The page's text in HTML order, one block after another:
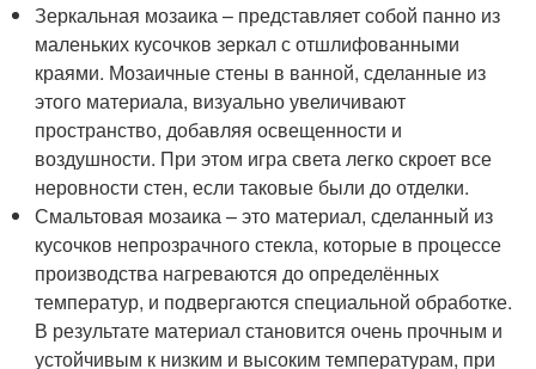
Зеркальная мозаика – представляет собой панно из
маленьких кусочков зеркал с отшлифованными
краями. Мозаичные стены в ванной, сделанные из
этого материала, визуально увеличивают
пространство, добавляя освещенности и
воздушности. При этом игра света легко скроет все
неровности стен, если таковые были до отделки.
Смальтовая мозаика – это материал, сделанный из
кусочков непрозрачного стекла, которые в процессе
производства нагреваются до определённых
температур, и подвергаются специальной обработке.
В результате материал становится очень прочным и
устойчивым к низким и высоким температурам, при